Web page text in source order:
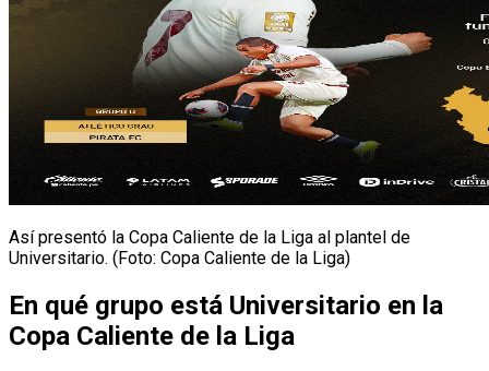
Así presentó la Copa Caliente de la Liga al plantel de
Universitario. (Foto: Copa Caliente de la Liga)
En qué grupo está Universitario en la
Copa Caliente de la Liga